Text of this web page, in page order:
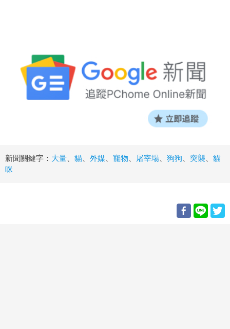
新聞關鍵字： 大量 貓 外媒 寵物 屠宰場 狗狗 突襲
貓
咪